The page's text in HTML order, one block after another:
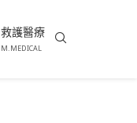
救護醫療
M.MEDICAL